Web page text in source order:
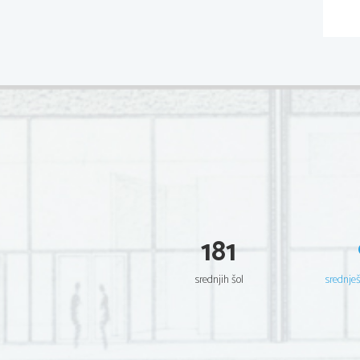
181
srednjih šol